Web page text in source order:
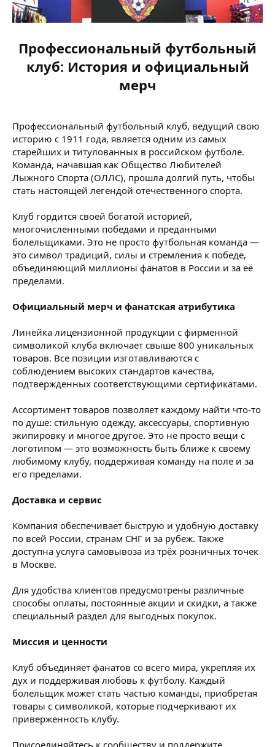
Профессиональный футбольный
клуб: История и официальный
мерч
Профессиональный футбольный клуб, ведущий свою
историю с 1911 года, является одним из самых
старейших и титулованных в российском футболе.
Команда, начавшая как Общество Любителей
Лыжного Спорта (ОЛЛС), прошла долгий путь, чтобы
стать настоящей легендой отечественного спорта.
Клуб гордится своей богатой историей,
многочисленными победами и преданными
болельщиками. Это не просто футбольная команда —
это символ традиций, силы и стремления к победе,
объединяющий миллионы фанатов в России и за её
пределами.
Официальный мерч и фанатская атрибутика
Линейка лицензионной продукции с фирменной
символикой клуба включает свыше 800 уникальных
товаров. Все позиции изготавливаются с
соблюдением высоких стандартов качества,
подтвержденных соответствующими сертификатами.
Ассортимент товаров позволяет каждому найти что-то
по душе: стильную одежду, аксессуары, спортивную
экипировку и многое другое. Это не просто вещи с
логотипом — это возможность быть ближе к своему
любимому клубу, поддерживая команду на поле и за
его пределами.
Доставка и сервис
Компания обеспечивает быструю и удобную доставку
по всей России, странам СНГ и за рубеж. Также
доступна услуга самовывоза из трёх розничных точек
в Москве.
Для удобства клиентов предусмотрены различные
способы оплаты, постоянные акции и скидки, а также
специальный раздел для выгодных покупок.
Миссия и ценности
Клуб объединяет фанатов со всего мира, укрепляя их
дух и поддерживая любовь к футболу. Каждый
болельщик может стать частью команды, приобретая
товары с символикой, которые подчеркивают их
приверженность клубу.
Присоединяйтесь к сообществу и поддержите